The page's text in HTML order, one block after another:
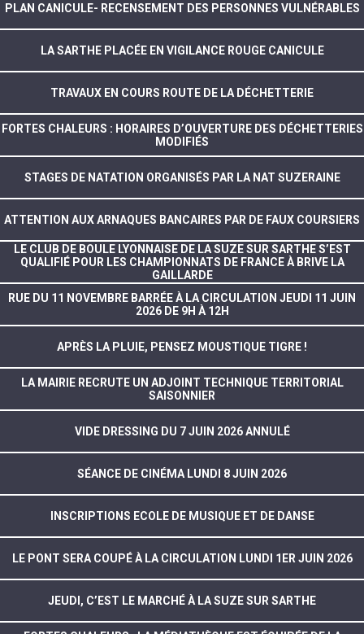
PLAN CANICULE- RECENSEMENT DES PERSONNES VULNÉRABLES
LA SARTHE PLACÉE EN VIGILANCE ROUGE CANICULE
TRAVAUX EN COURS ROUTE DE LA DÉCHETTERIE
FORTES CHALEURS : HORAIRES D’OUVERTURE DES DÉCHETTERIES
MODIFIÉS
STAGES DE NATATION ORGANISÉS PAR LA NAT SUZERAINE
ATTENTION AUX ARNAQUES BANCAIRES PAR DE FAUX COURSIERS
LE CLUB DE BOULE LYONNAISE DE LA SUZE SUR SARTHE S’EST
QUALIFIÉ POUR LES CHAMPIONNATS DE FRANCE À BRIVE LA
GAILLARDE
RUE DU 11 NOVEMBRE BARRÉE À LA CIRCULATION JEUDI 11 JUIN
2026 DE 9H À 12H
APRÈS LA PLUIE, PENSEZ MOUSTIQUE TIGRE !
LA MAIRIE RECRUTE UN ADJOINT TECHNIQUE TERRITORIAL
SAISONNIER
VIDE DRESSING DU 7 JUIN 2026 ANNULÉ
SÉANCE DE CINÉMA LUNDI 8 JUIN 2026
INSCRIPTIONS ECOLE DE MUSIQUE ET DE DANSE
LE PONT SERA COUPÉ À LA CIRCULATION LUNDI 1ER JUIN 2026
JEUDI, C’EST LE MARCHÉ À LA SUZE SUR SARTHE